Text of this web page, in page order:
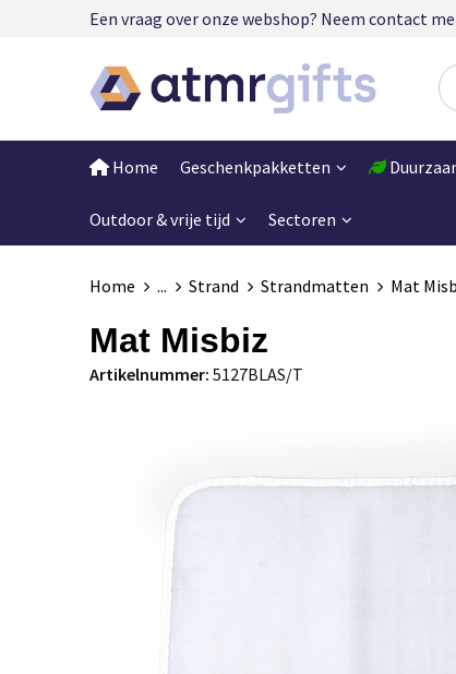
Een vraag over onze webshop? Neem contact
Home Geschenkpakketten
Outdoor & vrije tijd Sectoren
Home ... Strand Strandmatten Mat
Mat Misbiz
Artikelnummer: 5127BLAS/T